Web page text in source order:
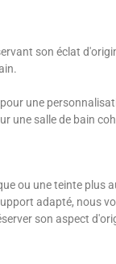
son éclat
une
une salle de bain
ou une teinte plus
adapté, nous
son aspect